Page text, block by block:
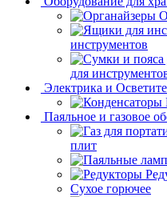
инструментов
для
Электрика и
Паяльное и газовое
плит
Сухое горючее